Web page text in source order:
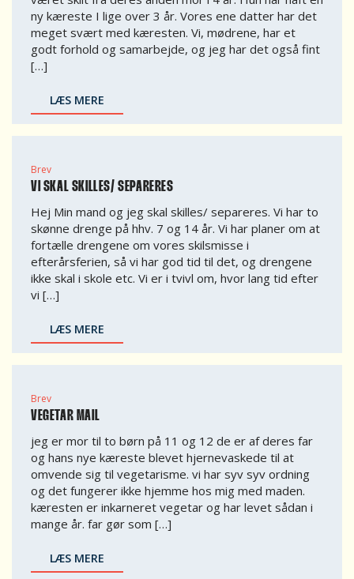
ny kæreste I lige over 3 år. Vores ene datter har det
meget svært med kæresten. Vi, mødrene, har et
godt forhold og samarbejde, og jeg har det også fint
[…]
LÆS MERE
Brev
VI SKAL SKILLES/ SEPARERES
Hej Min mand og jeg skal skilles/ separeres. Vi har to
skønne drenge på hhv. 7 og 14 år. Vi har planer om at
fortælle drengene om vores skilsmisse i
efterårsferien, så vi har god tid til det, og drengene
ikke skal i skole etc. Vi er i tvivl om, hvor lang tid efter
vi […]
LÆS MERE
Brev
VEGETAR MAIL
jeg er mor til to børn på 11 og 12 de er af deres far
og hans nye kæreste blevet hjernevaskede til at
omvende sig til vegetarisme. vi har syv syv ordning
og det fungerer ikke hjemme hos mig med maden.
kæresten er inkarneret vegetar og har levet sådan i
mange år. far gør som […]
LÆS MERE